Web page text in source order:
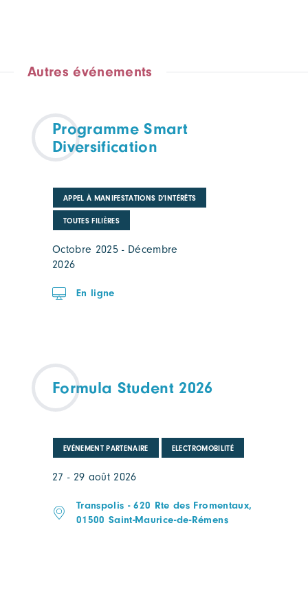
Autres événements
Programme Smart
Diversification
APPEL À MANIFESTATIONS D'INTÉRÊTS
TOUTES FILIÈRES
Octobre 2025 - Décembre
2026
En ligne
Formula Student 2026
EVÉNEMENT PARTENAIRE ELECTROMOBILITÉ
27 - 29 août 2026
Transpolis - 620 Rte des Fromentaux,
01500 Saint-Maurice-de-Rémens